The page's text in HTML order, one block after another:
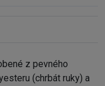
z pevného
(chrbát ruky) a